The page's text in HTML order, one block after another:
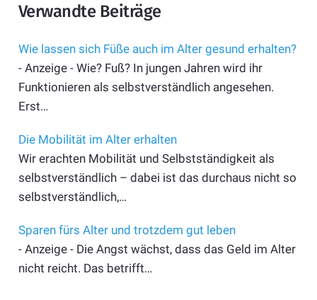
Verwandte Beiträge
Wie lassen sich Füße auch im Alter gesund erhalten?
- Anzeige - Wie? Fuß? In jungen Jahren wird ihr
Funktionieren als selbstverständlich angesehen.
Erst…
Die Mobilität im Alter erhalten
Wir erachten Mobilität und Selbstständigkeit als
selbstverständlich – dabei ist das durchaus nicht so
selbstverständlich,…
Sparen fürs Alter und trotzdem gut leben
- Anzeige - Die Angst wächst, dass das Geld im Alter
nicht reicht. Das betrifft…